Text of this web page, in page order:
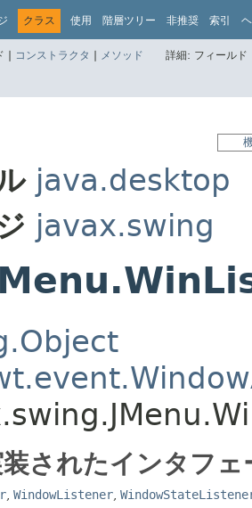
クラス 使用 階層ツリー 非推奨 索引
| コンストラクタ | メソッド 詳細: フィール
java.desktop
javax.swing
されたインタフ
WindowListener